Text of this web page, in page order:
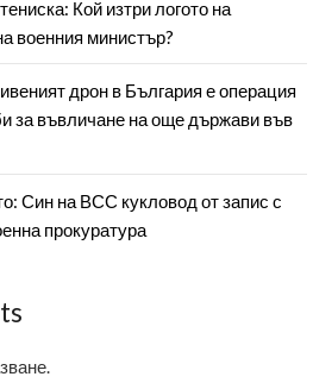
Кой изтри логото на
военния министър?
дрон в България е операция
за въвличане на още държави във
Син на ВСС кукловод от запис с
прокуратура